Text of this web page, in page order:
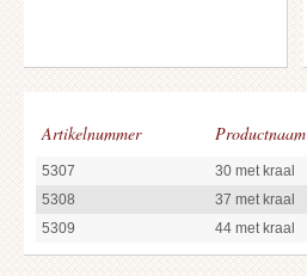
Artikelnummer Productnaam
5307 30 met kraal
5308
37 met kraal
5309
44 met kraal